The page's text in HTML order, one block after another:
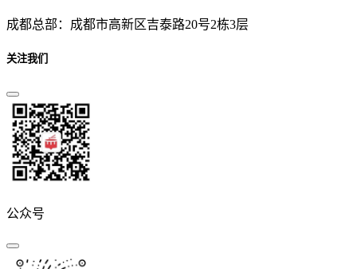
成都总部：成都市高新区吉泰路20号2栋3层
关注我们
公众号